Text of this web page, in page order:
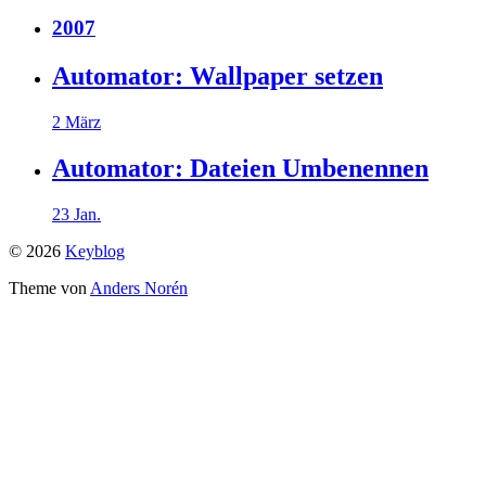
2007
Automator: Wallpaper setzen
2 März
Automator: Dateien Umbenennen
23 Jan.
© 2026 Keyblog
Theme von Anders Norén